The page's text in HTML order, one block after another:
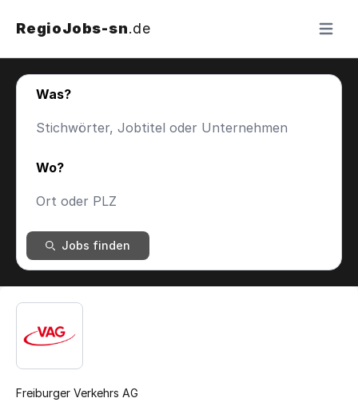
RegioJobs-sn.de Menü
Was?
Wo?
Jobs finden
Freiburger Verkehrs AG